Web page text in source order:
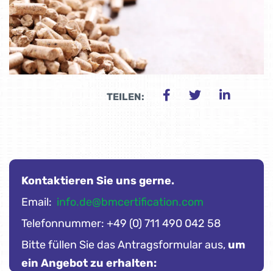
TEILEN:
Kontaktieren Sie uns gerne.
Email: info.de@bmcertification.com
Telefonnummer: +49 (0) 711 490 042 58
Bitte füllen Sie das Antragsformular aus, um
ein Angebot zu erhalten: